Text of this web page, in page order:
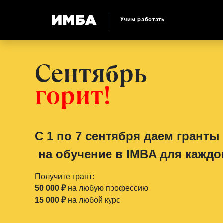
Учим работать
Сентябрь
горит!
С 1 по 7 сентября даем гранты
на обучение в IMBA для
Получите грант:
50 000 ₽ на любую профессию
15 000 ₽ на любой курс